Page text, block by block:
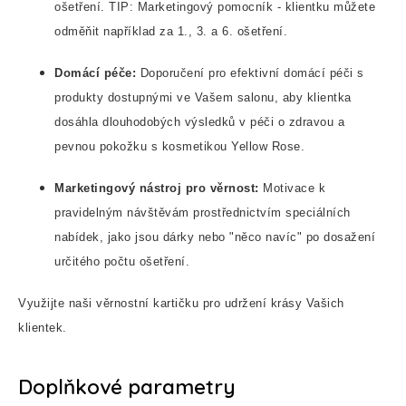
ošetření. TIP: Marketingový pomocník - klientku můžete
odměňit například za 1., 3. a 6. ošetření.
Domácí péče: Doporučení pro efektivní domácí péči s
produkty dostupnými ve Vašem salonu, aby klientka
dosáhla dlouhodobých výsledků v péči o zdravou a
pevnou pokožku s kosmetikou Yellow Rose.
Marketingový nástroj pro věrnost: Motivace k
pravidelným návštěvám prostřednictvím speciálních
nabídek, jako jsou dárky nebo "něco navíc" po dosažení
určitého počtu ošetření.
Využijte naši věrnostní kartičku pro udržení krásy Vašich
klientek.
Doplňkové parametry